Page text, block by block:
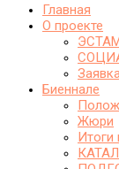
Главная
О проекте
Биеннале
Жюри
Итоги